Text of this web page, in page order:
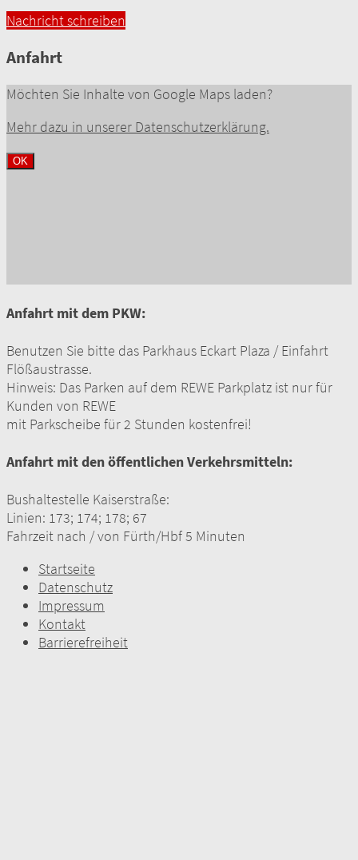
Nachricht schreiben
Anfahrt
Möchten Sie Inhalte von Google Maps laden?
Mehr dazu in unserer Datenschutzerklärung.
OK
Anfahrt mit dem PKW:
Benutzen Sie bitte das Parkhaus Eckart Plaza / Einfahrt
Flößaustrasse.
Hinweis: Das Parken auf dem REWE Parkplatz ist nur für
Kunden von REWE
mit Parkscheibe für 2 Stunden kostenfrei!
Anfahrt mit den öffentlichen Verkehrsmitteln:
Bushaltestelle Kaiserstraße:
Linien: 173; 174; 178; 67
Fahrzeit nach / von Fürth/Hbf 5 Minuten
Startseite
Datenschutz
Impressum
Kontakt
Barrierefreiheit